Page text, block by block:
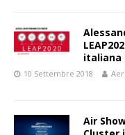
italiana
10 Settembre 2018
Air